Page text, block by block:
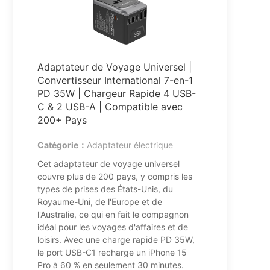
Adaptateur de Voyage Universel |
Convertisseur International 7-en-1
PD 35W | Chargeur Rapide 4 USB-
C & 2 USB-A | Compatible avec
200+ Pays
Catégorie： Adaptateur électrique
Cet adaptateur de voyage universel
couvre plus de 200 pays, y compris les
types de prises des États-Unis, du
Royaume-Uni, de l'Europe et de
l'Australie, ce qui en fait le compagnon
idéal pour les voyages d'affaires et de
loisirs. Avec une charge rapide PD 35W,
le port USB-C1 recharge un iPhone 15
Pro à 60 % en seulement 30 minutes.